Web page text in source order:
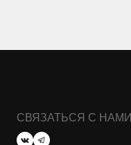
СВЯЗАТЬСЯ С НАМИ